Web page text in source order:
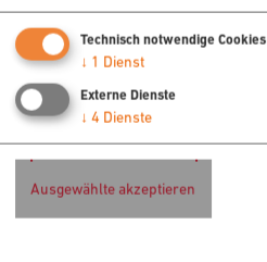
Technisch notwendige Cookies
↓ 1 Dienst
Externe Dienste
↓ 4 Dienste
Ausgewählte akzeptieren